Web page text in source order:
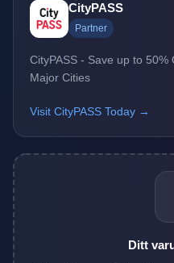
CityPASS
Partner
CityPASS - Save up to 50%
Major Cities
Visit CityPASS Today →
Ditt